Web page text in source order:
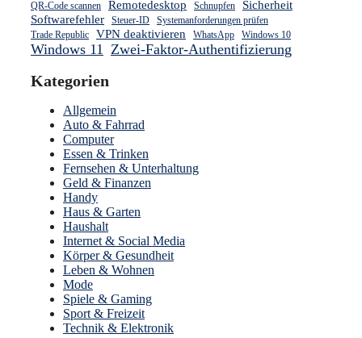
QR-Code scannen
Remotedesktop Schnupfen
Sicherheit
Softwarefehler
Steuer-ID
Systemanforderungen prüfen
Trade Republic
VPN deaktivieren WhatsApp Windows 10
Windows 11 Zwei-Faktor-Authentifizierung
Kategorien
Allgemein
Auto & Fahrrad
Computer
Essen & Trinken
Fernsehen & Unterhaltung
Geld & Finanzen
Handy
Haus & Garten
Haushalt
Internet & Social Media
Körper & Gesundheit
Leben & Wohnen
Mode
Spiele & Gaming
Sport & Freizeit
Technik & Elektronik